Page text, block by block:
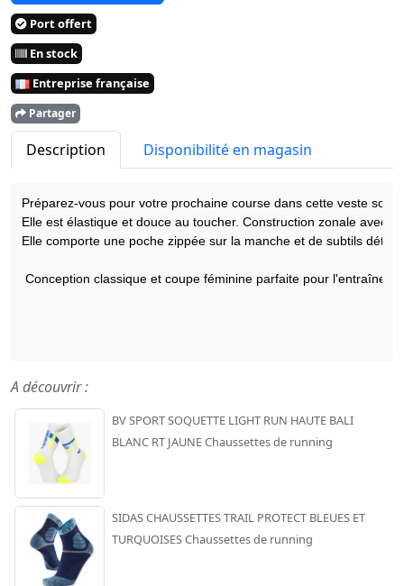
Port offert
En stock
Entreprise française
Partager
Description Disponibilité en magasin
Préparez-vous pour votre prochaine course dans cette veste
Elle est élastique et douce au toucher. Construction zonale avec
Elle comporte une poche zippée sur la manche et de subtils
Conception classique et coupe féminine parfaite pour
A découvrir :
BV SPORT SOQUETTE LIGHT RUN HAUTE BALI
BLANC RT JAUNE Chaussettes de running
SIDAS CHAUSSETTES TRAIL PROTECT BLEUES ET
TURQUOISES Chaussettes de running